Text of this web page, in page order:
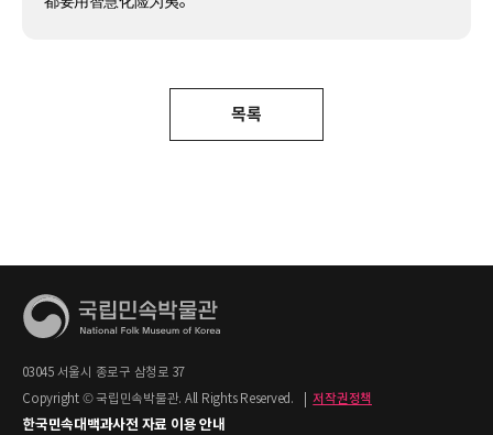
목록
03045 서울시 종로구 삼청로 37
Copyright © 국립민속박물관. All Rights Reserved.
저작권정책
한국민속대백과사전 자료 이용 안내